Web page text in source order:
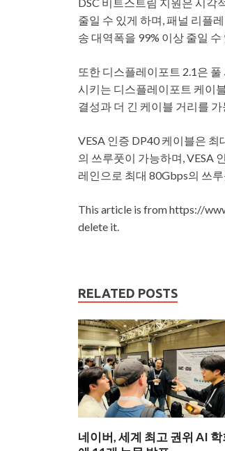
줄일 수 있게 하며, 패널 리플
송 대역폭을 99% 이상 줄일 수
또한 디스플레이포트 2.1은
시키는 디스플레이포트 케이
결성과 더 긴 케이블 거리를
VESA 인증 DP40 케이블은
의 쓰루풋이 가능하며, VESA
레인으로 최대 80Gbps의 쓰
This article is from https://
delete it.
RELATED POSTS
네이버, 세계 최고 권위 AI 학